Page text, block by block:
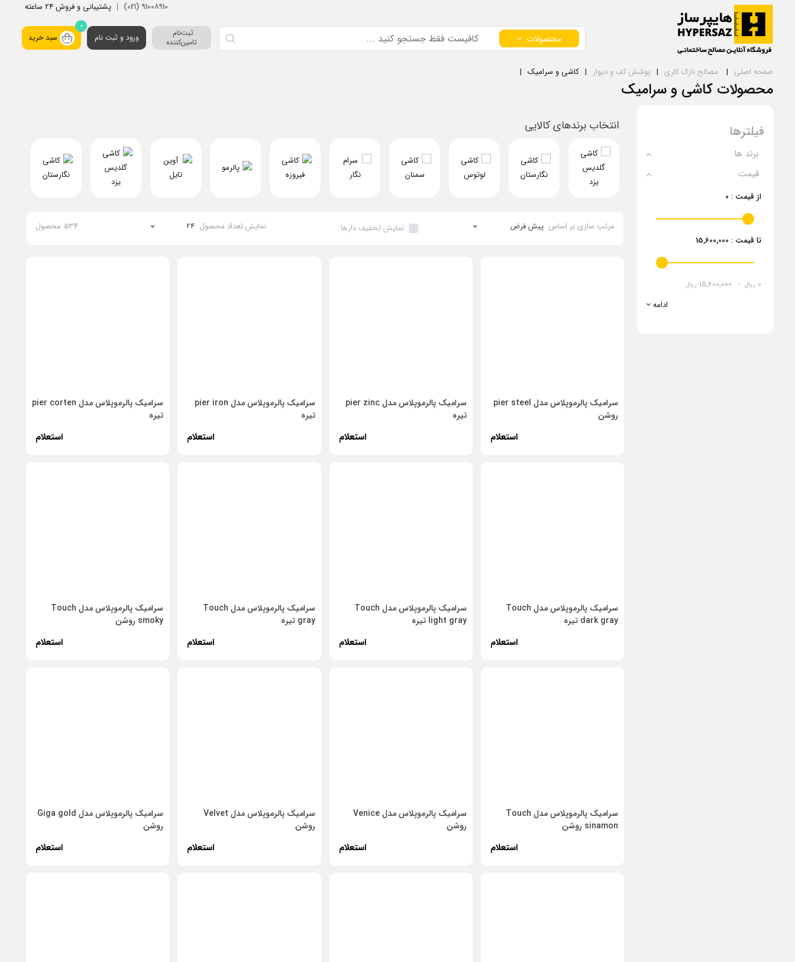
91008910 (021) پشتیبانی و فروش 24 ساعته
محصولات
تامین‌کننده
ورود و ثبت نام
0
سبد خرید
صفحه اصلی مصالح نازک کاری پوشش کف و دیوار کاشی و سرامیک
محصولات کاشی و سرامیک
فیلترها
برند ها
قیمت
از قیمت : 0
تا قیمت : 15,600,000
0 ریال -
15,600,000 ریال
ادامه
انتخاب برندهای کالایی
مرتب سازی بر اساس پیش فرض نمایش تخفیف دارها نمایش تعداد محصول 24
534 محصول
سرامیک پالرموپلاس مدل pier steel
روشن
استعلام
سرامیک پالرموپلاس مدل pier zinc
تیره
استعلام
سرامیک پالرموپلاس مدل pier iron
تیره
استعلام
سرامیک پالرموپلاس مدل pier corten
تیره
استعلام
سرامیک پالرموپلاس مدل Touch
dark gray تیره
استعلام
سرامیک پالرموپلاس مدل Touch
light gray تیره
استعلام
سرامیک پالرموپلاس مدل Touch
gray تیره
استعلام
سرامیک پالرموپلاس مدل Touch
smoky روشن
استعلام
سرامیک پالرموپلاس مدل Touch
sinamon روشن
استعلام
سرامیک پالرموپلاس مدل Venice
روشن
استعلام
سرامیک پالرموپلاس مدل Velvet
روشن
استعلام
سرامیک پالرموپلاس مدل Giga gold
روشن
استعلام